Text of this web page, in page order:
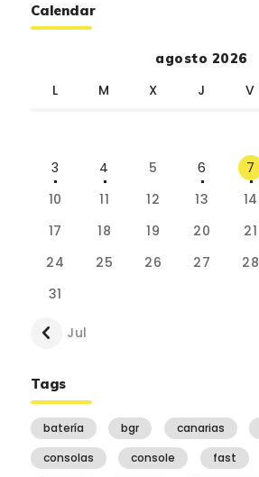
Calendar
agosto 2026
L M X J V
3
4 5 6 7
10
11 12 13 14
17
18 19 20 21
24
25 26 27 28
31
« Jul
Tags
batería bgr canarias
consolas
console fast